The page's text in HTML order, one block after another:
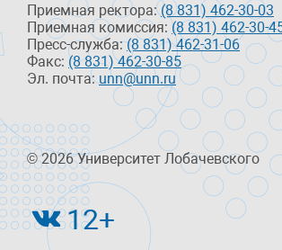
Приемная ректора:(8 831) 462-30-03
Приемная комиссия: (8 831) 462-30-
Пресс-служба:(8 831) 462-31-06
Факс: (8 831) 462-30-85
Эл. почта:unn@unn.ru
© 2026 Университет Лобачевского
12+